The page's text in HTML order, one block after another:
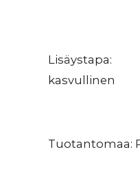
Lisäystapa:
kasvullinen
Tuotantomaa: